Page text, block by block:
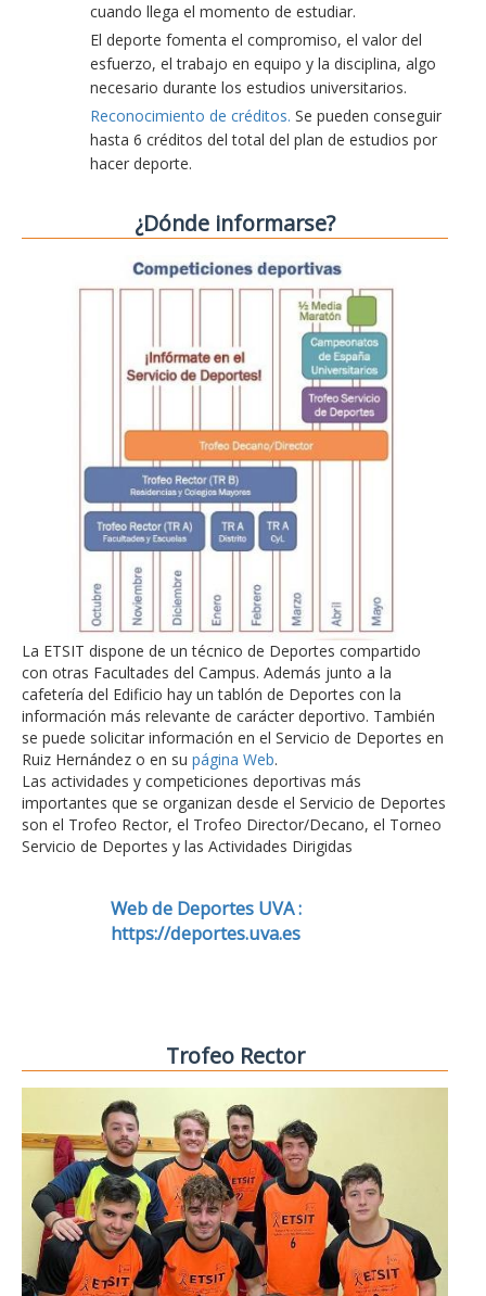
cuando llega el momento de estudiar.
El deporte fomenta el compromiso, el valor del
esfuerzo, el trabajo en equipo y la disciplina, algo
necesario durante los estudios universitarios.
Reconocimiento de créditos. Se pueden conseguir
hasta 6 créditos del total del plan de estudios por
hacer deporte.
¿Dónde informarse?
La ETSIT dispone de un técnico de Deportes compartido
con otras Facultades del Campus. Además junto a la
cafetería del Edificio hay un tablón de Deportes con la
información más relevante de carácter deportivo. También
se puede solicitar información en el Servicio de Deportes en
Ruiz Hernández o en su página Web.
Las actividades y competiciones deportivas más
importantes que se organizan desde el Servicio de Deportes
son el Trofeo Rector, el Trofeo Director/Decano, el Torneo
Servicio de Deportes y las Actividades Dirigidas
Web de Deportes UVA :
https://deportes.uva.es
Trofeo Rector